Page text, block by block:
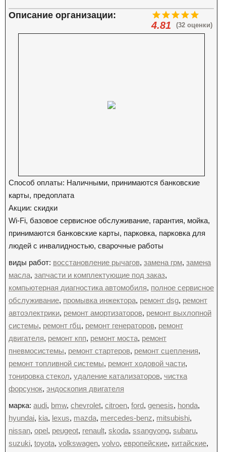
(32 оценки)
4.81
Описание организации:
Способ оплаты: Наличными, принимаются банковские
карты, предоплата
Акции: скидки
Wi-Fi, базовое сервисное обслуживание, гарантия, мойка,
принимаются банковские карты, парковка, парковка для
людей с инвалидностью, сварочные работы
виды работ: восстановление рычагов, замена грм, замена
масла, запчасти и комплектующие под заказ,
компьютерная диагностика автомобиля, полное сервисное
обслуживание, промывка инжектора, ремонт dsg, ремонт
автоэлектрики, ремонт амортизаторов, ремонт выхлопной
системы, ремонт гбц, ремонт генераторов, ремонт
двигателя, ремонт кпп, ремонт моста, ремонт
пневмосистемы, ремонт стартеров, ремонт сцепления,
ремонт топливной системы, ремонт ходовой части,
тонировка стекол, удаление катализаторов, чистка
форсунок, эндоскопия двигателя
марка: audi, bmw, chevrolet, citroen, ford, genesis, honda,
hyundai, kia, lexus, mazda, mercedes-benz, mitsubishi,
nissan, opel, peugeot, renault, skoda, ssangyong, subaru,
suzuki, toyota, volkswagen, volvo, европейские, китайские,